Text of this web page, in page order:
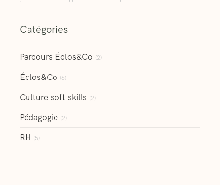
Catégories
Parcours Éclos&Co (2)
Éclos&Co (6)
Culture soft skills (2)
Pédagogie (2)
RH (5)